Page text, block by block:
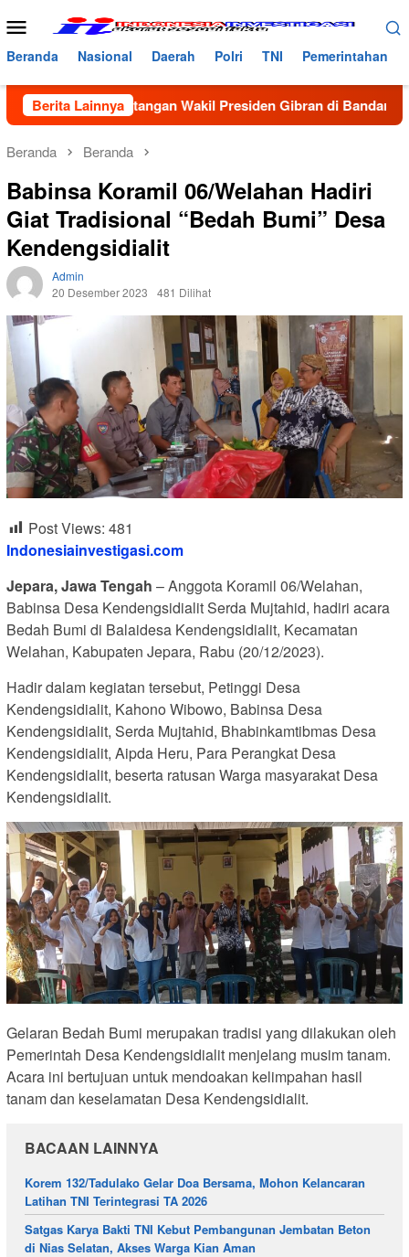
ke
konten
Menu
Mobile
Beranda Nasional Daerah Polri TNI Pemerintahan
Berita Lainnya
Kedatangan Wakil Presiden Gibran di Bandara Malikussaleh
Beranda Beranda
Babinsa Koramil 06/Welahan Hadiri
Giat Tradisional “Bedah Bumi” Desa
Kendengsidialit
Admin
20 Desember 2023
481 Dilihat
Post Views: 481
Indonesiainvestigasi.com
Jepara, Jawa Tengah – Anggota Koramil 06/Welahan,
Babinsa Desa Kendengsidialit Serda Mujtahid, hadiri acara
Bedah Bumi di Balaidesa Kendengsidialit, Kecamatan
Welahan, Kabupaten Jepara, Rabu (20/12/2023).
Hadir dalam kegiatan tersebut, Petinggi Desa
Kendengsidialit, Kahono Wibowo, Babinsa Desa
Kendengsidialit, Serda Mujtahid, Bhabinkamtibmas Desa
Kendengsidialit, Aipda Heru, Para Perangkat Desa
Kendengsidialit, beserta ratusan Warga masyarakat Desa
Kendengsidialit.
Gelaran Bedah Bumi merupakan tradisi yang dilakukan oleh
Pemerintah Desa Kendengsidialit menjelang musim tanam.
Acara ini bertujuan untuk mendoakan kelimpahan hasil
tanam dan keselamatan Desa Kendengsidialit.
BACAAN LAINNYA
Korem 132/Tadulako Gelar Doa Bersama, Mohon Kelancaran
Latihan TNI Terintegrasi TA 2026
Satgas Karya Bakti TNI Kebut Pembangunan Jembatan Beton
di Nias Selatan, Akses Warga Kian Aman